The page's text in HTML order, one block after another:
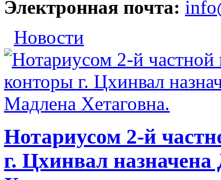
Электронная почта:
Новости
Нотариусом 2-й
г. Цхинвал